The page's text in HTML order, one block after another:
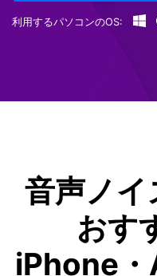
利用するパソコンのOS:
音声ノイ
おす
iPhone